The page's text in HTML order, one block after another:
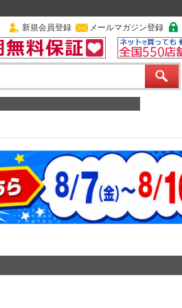
新規会員登録 メールマガジン登録